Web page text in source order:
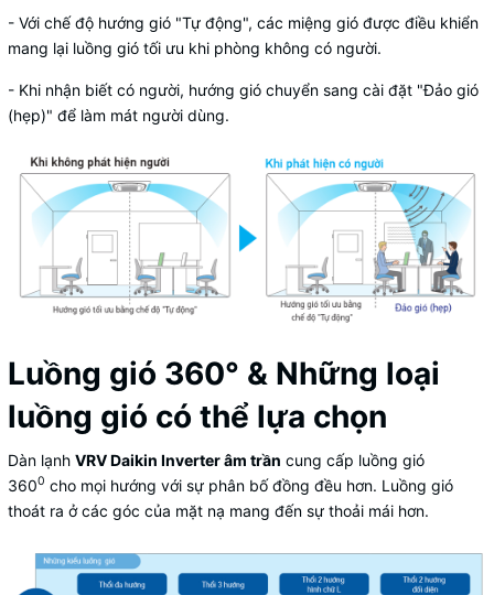
- Với chế độ hướng gió "Tự động", các miệng gió được điều khiển
mang lại luồng gió tối ưu khi phòng không có người.
- Khi nhận biết có người, hướng gió chuyển sang cài đặt "Đảo gió
(hẹp)" để làm mát người dùng.
Luồng gió 360° & Những loại
luồng gió có thể lựa chọn
Dàn lạnh VRV Daikin Inverter âm trần cung cấp luồng gió
3600 cho mọi hướng với sự phân bố đồng đều hơn. Luồng gió
thoát ra ở các góc của mặt nạ mang đến sự thoải mái hơn.